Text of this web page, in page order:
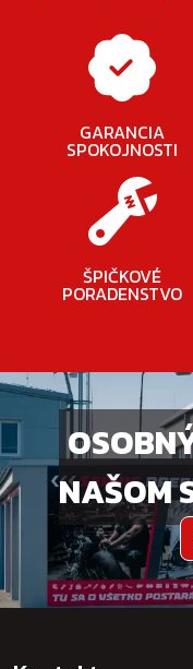
GARANCIA
SPOKOJNOSTI
ŠPIČKOVÉ
PORADENSTVO
NAŠOM